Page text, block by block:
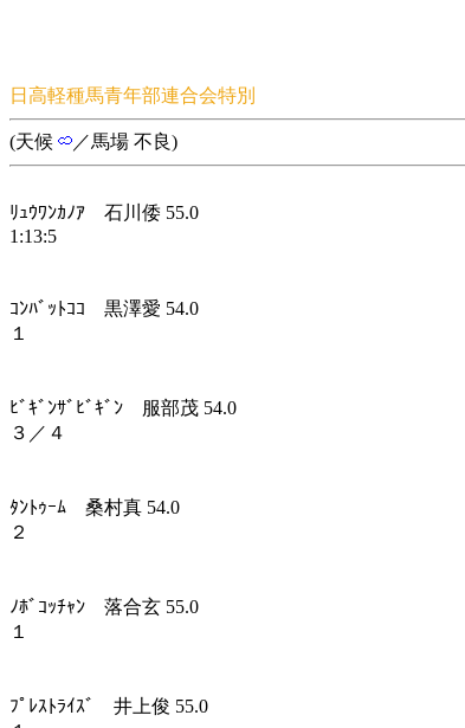
日高軽種馬青年部連合会特別
(天候 ／馬場 不良)
ﾘｭｳﾜﾝｶﾉｱ 石川倭 55.0
1:13:5
ｺﾝﾊﾞｯﾄｺｺ 黒澤愛 54.0
１
ﾋﾞｷﾞﾝｻﾞﾋﾞｷﾞﾝ 服部茂 54.0
３／４
ﾀﾝﾄｩｰﾑ 桑村真 54.0
２
ﾉﾎﾞｺｯﾁｬﾝ 落合玄 55.0
１
ﾌﾟﾚｽﾄﾗｲｽﾞ 井上俊 55.0